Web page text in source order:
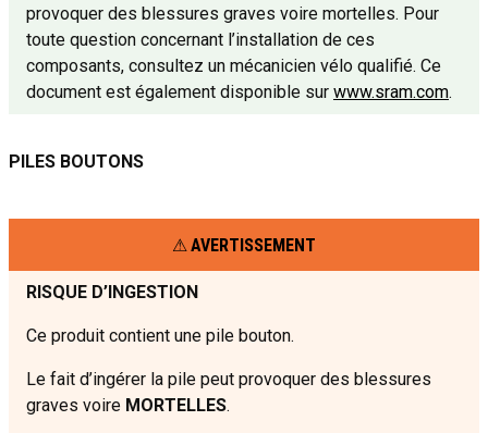
provoquer des blessures graves voire mortelles. Pour
toute question concernant l’installation de ces
composants, consultez un mécanicien vélo qualifié. Ce
document est également disponible sur www.sram.com.
PILES BOUTONS
AVERTISSEMENT
RISQUE D’INGESTION
Ce produit contient une pile bouton.
Le fait d’ingérer la pile peut provoquer des blessures
graves voire MORTELLES.